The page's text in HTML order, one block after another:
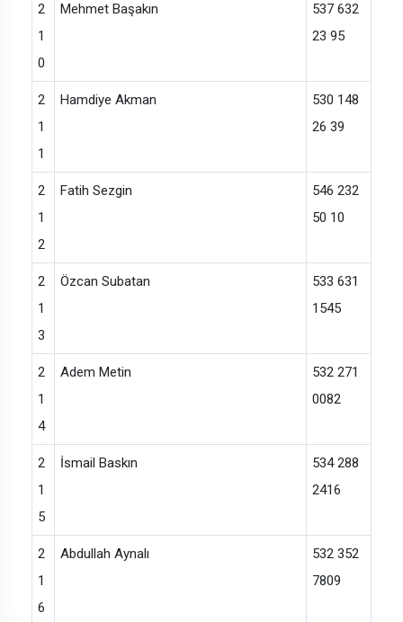
2
1
0
Mehmet Başakın
537 632
23 95
2
1
1
Hamdiye Akman
530 148
26 39
2
1
2
Fatih Sezgin
546 232
50 10
2
1
3
Özcan Subatan
533 631
1545
2
1
4
Adem Metin
532 271
0082
2
1
5
İsmail Baskın
534 288
2416
2
1
6
Abdullah Aynalı
532 352
7809